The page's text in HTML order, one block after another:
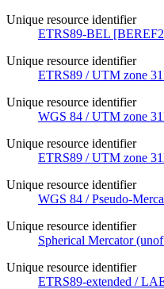
Unique resource identifier
ETRS89-BEL
Unique resource identifier
ETRS89 / UTM zone
Unique resource identifier
WGS 84 / UTM zone
Unique resource identifier
ETRS89 / UTM zone
Unique resource identifier
WGS 84 / Pseudo-
Unique resource identifier
Spherical Mercator
Unique resource identifier
ETRS89-extended /